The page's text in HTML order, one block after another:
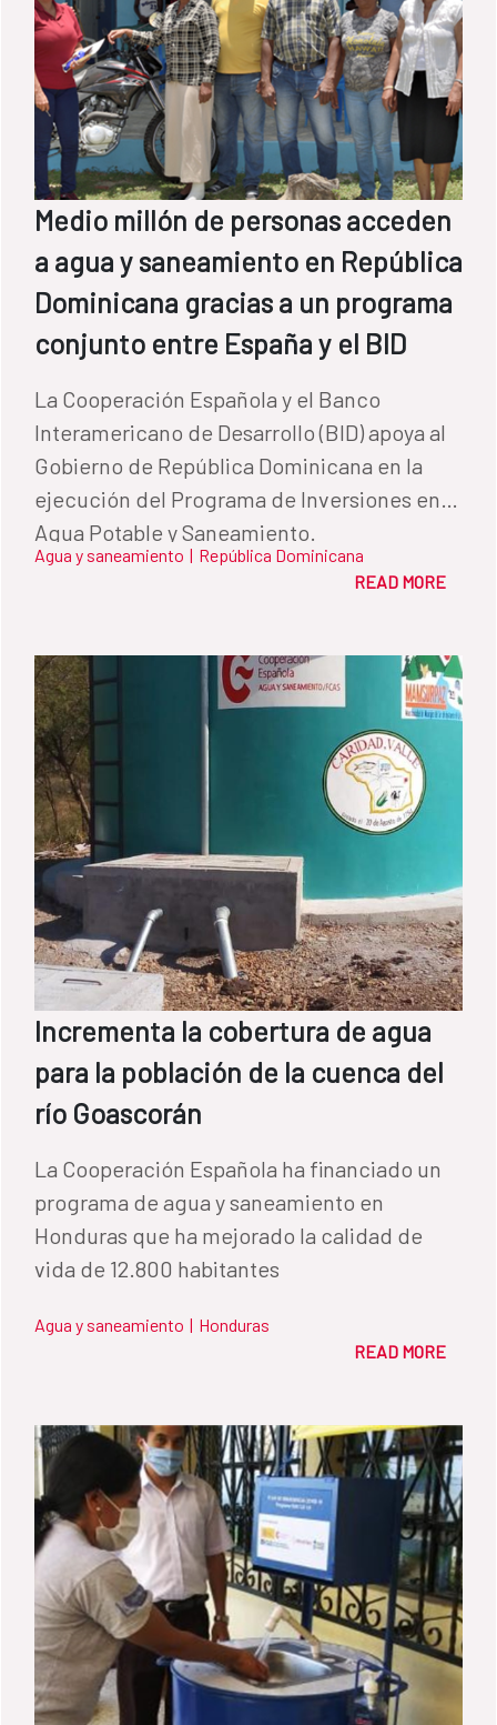
Medio millón de personas acceden
a agua y saneamiento en República
Dominicana gracias a un programa
conjunto entre España y el BID
La Cooperación Española y el Banco
Interamericano de Desarrollo (BID) apoya al
Gobierno de República Dominicana en la
ejecución del Programa de Inversiones en
Agua Potable y Saneamiento.
Agua y saneamiento | República Dominicana
READ MORE
Incrementa la cobertura de agua
para la población de la cuenca del
río Goascorán
La Cooperación Española ha financiado un
programa de agua y saneamiento en
Honduras que ha mejorado la calidad de
vida de 12.800 habitantes
Agua y saneamiento | Honduras
READ MORE